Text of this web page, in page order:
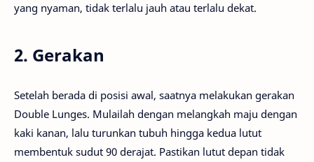
yang nyaman, tidak terlalu jauh atau terlalu dekat.
2. Gerakan
Setelah berada di posisi awal, saatnya melakukan gerakan
Double Lunges. Mulailah dengan melangkah maju dengan
kaki kanan, lalu turunkan tubuh hingga kedua lutut
membentuk sudut 90 derajat. Pastikan lutut depan tidak